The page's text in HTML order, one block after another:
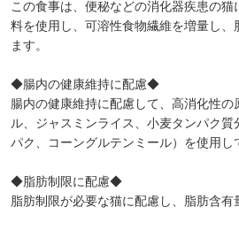
この食事は、便秘などの消化器疾患の
料を使用し、可溶性食物繊維を増量し
ます。
◆腸内の健康維持に配慮◆
腸内の健康維持に配慮して、高消化性
ル、ジャスミンライス、小麦タンパク
パク、コーングルテンミール）を使用し
◆脂肪制限に配慮◆
脂肪制限が必要な猫に配慮し、脂肪含有